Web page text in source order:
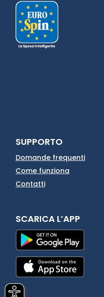
SUPPORTO
Domande frequenti
Come funziona
Contatti
SCARICA L’APP